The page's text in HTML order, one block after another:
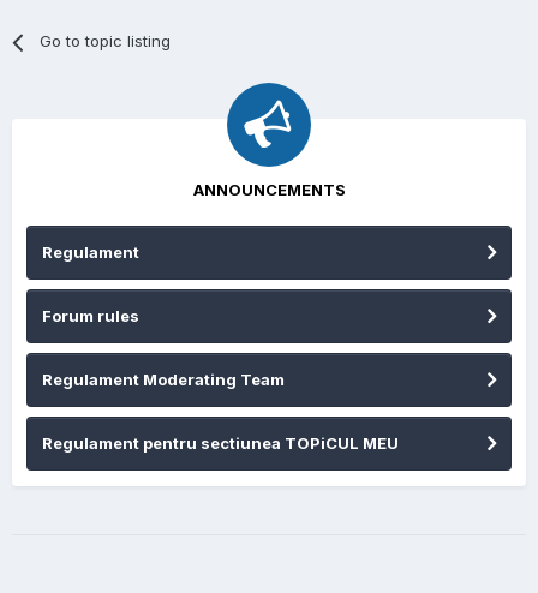
Go to topic listing
ANNOUNCEMENTS
Regulament
Forum rules
Regulament Moderating Team
Regulament pentru sectiunea TOPiCUL MEU